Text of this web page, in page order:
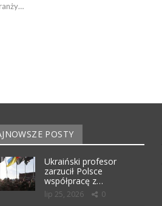
POSTY
Ukraiński profesor
zarzucił Polsce
współpracę z…
lip 25, 2026 0